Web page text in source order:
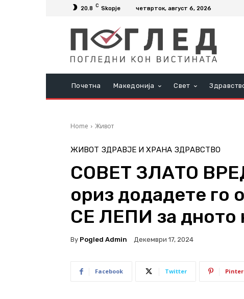
20.8 C Skopje четврток, август 6, 2026
Почетна Македонија Свет
Home Живот
ЖИВОТ ЗДРАВЈЕ И ХРАНА ЗДРАВСТВО
СОВЕТ ЗЛАТО
ориз додадете
СЕ ЛЕПИ за дното
By Pogled Admin Декември 17, 2024
Facebook Twitter